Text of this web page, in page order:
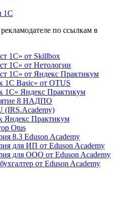
1С
по ссылкам в
1С» от Skillbox
1С» от Нетологии
1С» от Яндекс Практикум
1С Basic» от OTUS
1С» Яндекс Практикум
8 НАДПО
(IRS.Academy)
Яндекс Практикум
Otus
8.3 Eduson Academy
для ИП от Eduson Academy
для ООО от Eduson Academy
от Eduson Academy